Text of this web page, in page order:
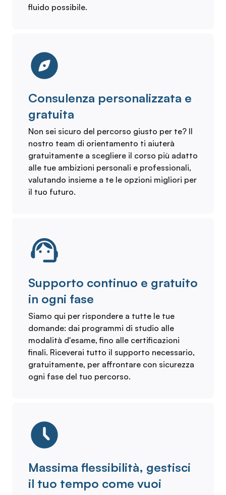
fluido possibile.
Consulenza personalizzata e
gratuita
Non sei sicuro del percorso giusto per te? Il
nostro team di orientamento ti aiuterà
gratuitamente a scegliere il corso più adatto
alle tue ambizioni personali e professionali,
valutando insieme a te le opzioni migliori per
il tuo futuro.
Supporto continuo e gratuito
in ogni fase
Siamo qui per rispondere a tutte le tue
domande: dai programmi di studio alle
modalità d'esame, fino alle certificazioni
finali. Riceverai tutto il supporto necessario,
gratuitamente, per affrontare con sicurezza
ogni fase del tuo percorso.
Massima flessibilità, gestisci
il tuo tempo come vuoi